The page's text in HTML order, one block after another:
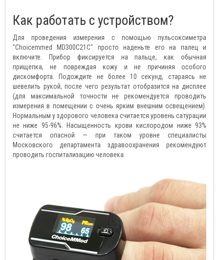
Как работать с устройством?
Для проведения измерения с помощью пульсоксиметра
"Choicemmed MD300C21C" просто наденьте его на палец и
включите. Прибор фиксируется на пальце, как обычная
прищепка, не повреждая кожу и не причиняя особого
дискомфорта. Подождите не более 10 секунд, стараясь не
шевелить рукой, после чего результат отобразится на дисплее
(для максимальной точности не рекомендуется проводить
измерения в помещении с очень ярким внешним освещением).
Нормальным у здорового человека считается уровень сатурации
не ниже 95-96%. Насыщенность крови кислородом ниже 93%
считается опасной — при таком уровне специалисты
Московского департамента здравоохранения рекомендуют
проводить госпитализацию человека.